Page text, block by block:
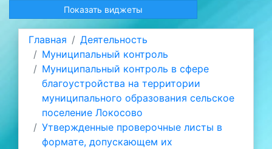
Показать виджеты
Главная
Деятельность
Муниципальный контроль
Муниципальный контроль в сфере
благоустройства на территории
муниципального образования сельское
поселение Локосово
Утвержденные проверочные листы в
формате, допускающем их